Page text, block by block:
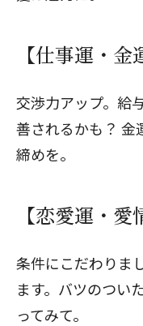
【仕事運・
交渉力アップ。給
善されるかも？ 金
締めを。
【恋愛運・
条件にこだわりま
ます。バツのつい
ってみて。